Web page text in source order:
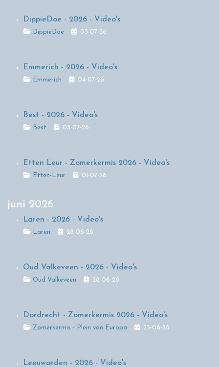
DippieDoe - 2026 - Video's
DetailsDippieDoe 05-07-26
Emmerich - 2026 - Video's
DetailsEmmerich 04-07-26
Best - 2026 - Video's
Details
Best 03-07-26
Etten Leur - Zomerkermis 2026 - Video's
DetailsEtten-Leur 01-07-26
juni 2026
Laren - 2026 - Video's
Details
Laren 28-06-26
Oud Valkeveen - 2026 - Video's
DetailsOud Valkeveen 28-06-26
Dordrecht - Zomerkermis 2026 - Video's
Details
Zomerkermis - Plein van Europa 25-06-26
Leeuwarden - 2026 - Video's